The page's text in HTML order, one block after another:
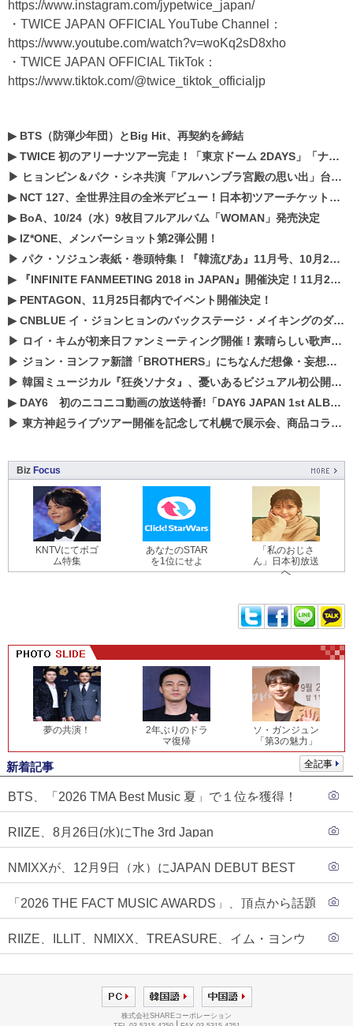
https://www.instagram.com/jypetwice_japan/
・TWICE JAPAN OFFICIAL YouTube Channel：
https://www.youtube.com/watch?v=woKq2sD8xho
・TWICE JAPAN OFFICIAL TikTok：
https://www.tiktok.com/@twice_tiktok_officialjp
▶ BTS（防弾少年団）とBig Hit、再契約を締結
▶TWICE 初のアリーナツアー完走！「東京ドーム 2DAYS」「ナゴヤドーム1DAY」「京セラドーム1DAY」2019年ドームツアー開催決定！！
▶ ヒョンビン＆パク・シネ共演「アルハンブラ宮殿の思い出」台本読み現場を公開
▶ NCT 127、全世界注目の全米デビュー！日本初ツアーチケットが早くもプレミア化！？
▶ BoA、10/24（水）9枚目フルアルバム「WOMAN」発売決定
▶ IZ*ONE、メンバーショット第2弾公開！
▶ パク・ソジュン表紙・巻頭特集！『韓流ぴあ』11月号、10月22日（月）発売！
▶
『INFINITE FANMEETING 2018 in JAPAN』開催決定！11月21、22日にパシフィコ横浜にて実施
▶ PENTAGON、11月25日都内でイベント開催決定！
▶CNBLUE イ・ジョンヒョンのバックステージ・メイキングのダイジェスト映像が公開！
▶ ロイ・キムが初来日ファンミーティング開催！素晴らしい歌声に癒される贅沢な時間
▶ ジョン・ヨンファ新譜「BROTHERS」にちなんだ想像・妄想企画がスタート！
▶ 韓国ミュージカル『狂炎ソナタ』、憂いある​ビジュアル初公開!! 主役リョウク、SHIN、KENらのコメントが到着！
▶ DAY6 初のニコニコ動画の放送特番!「DAY6 JAPAN 1st ALBUM「UNLOCK」発売記念 ライブ@ニコ生」を配信決定!
▶ 東方神起ライブツアー開催を記念して札幌で展示会、商品コラボが実現！！
Biz Focus
KNTVにてボゴ
ム特集
あなたのSTAR
を1位にせよ
「私のおじさ
ん」日本初放送
へ
夢の共演！
2年ぶりのドラ
マ復帰
ソ・ガンジュン
「第3の魅力」
全記事
新着記事
BTS、「2026 TMA Best Music 夏」で１位を獲得！
RIIZE、8月26日(水)にThe 3rd Japan
NMIXXが、12月9日（水）にJAPAN DEBUT BEST
もスタート！！
「2026 THE FACT MUSIC AWARDS」、頂点から話題
RIIZE、ILLIT、NMIXX、TREASURE、イム・ヨンウ
インナップに合流！
株式会社SHAREコーポレーション